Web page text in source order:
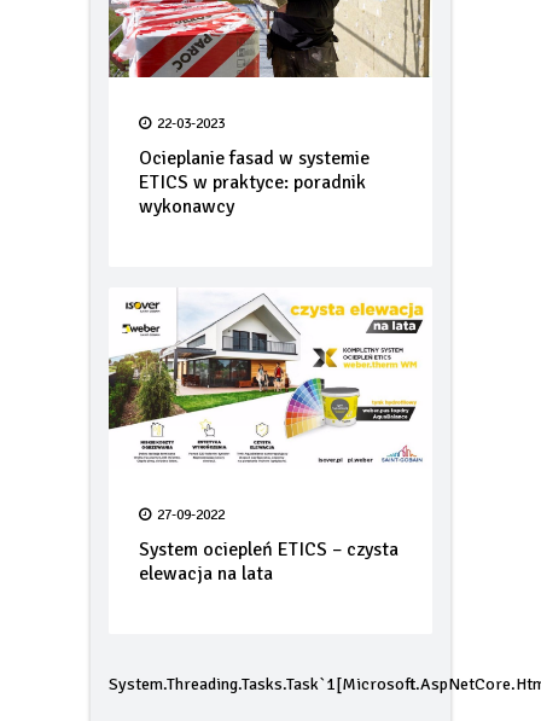
22-03-2023
Ocieplanie fasad w systemie
ETICS w praktyce: poradnik
wykonawcy
27-09-2022
System ociepleń ETICS – czysta
elewacja na lata